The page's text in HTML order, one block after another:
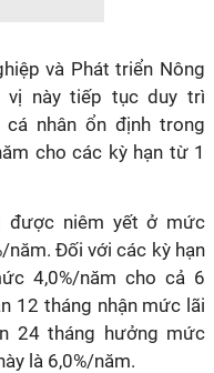
và Phát triển Nông
vị này tiếp tục duy trì
nhân ổn định trong
cho các kỳ hạn từ 1
được niêm yết ở mức
năm. Đối với các kỳ hạn
4,0%/năm cho cả 6
12 tháng nhận mức lãi
24 tháng hưởng mức
là 6,0%/năm.